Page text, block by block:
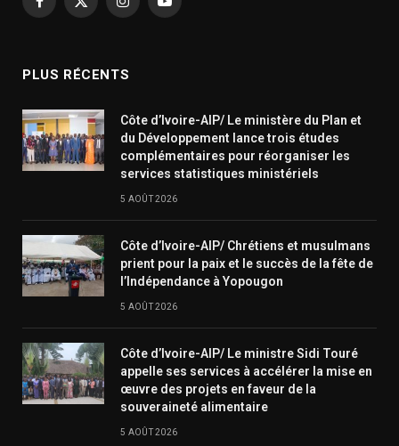
Facebook
X
InstagramYouTube
PLUS RÉCENTS
Côte d’Ivoire-AIP/ Le ministère du Plan et
du Développement lance trois études
complémentaires pour réorganiser les
services statistiques ministériels
5 AOÛT 2026
Côte d’Ivoire-AIP/ Chrétiens et musulmans
prient pour la paix et le succès de la fête de
l’Indépendance à Yopougon
5 AOÛT 2026
Côte d’Ivoire-AIP/ Le ministre Sidi Touré
appelle ses services à accélérer la mise en
œuvre des projets en faveur de la
souveraineté alimentaire
5 AOÛT 2026